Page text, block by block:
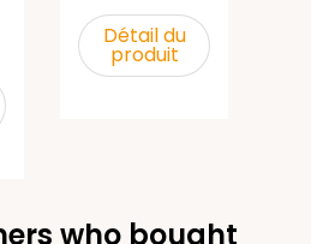
Détail du
produit
who bought